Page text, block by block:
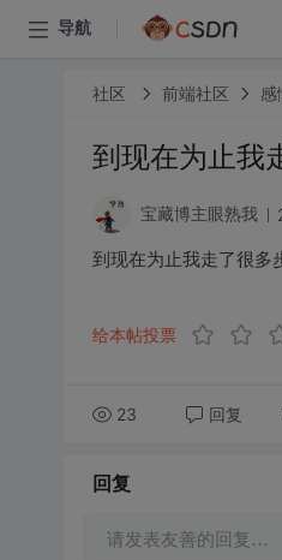
导航
社区 前端社区 感
到现在为止我
宝藏博主眼熟我
到现在为止我走了很多
给本帖投票
23 回复
回复
请发表友善的回复…